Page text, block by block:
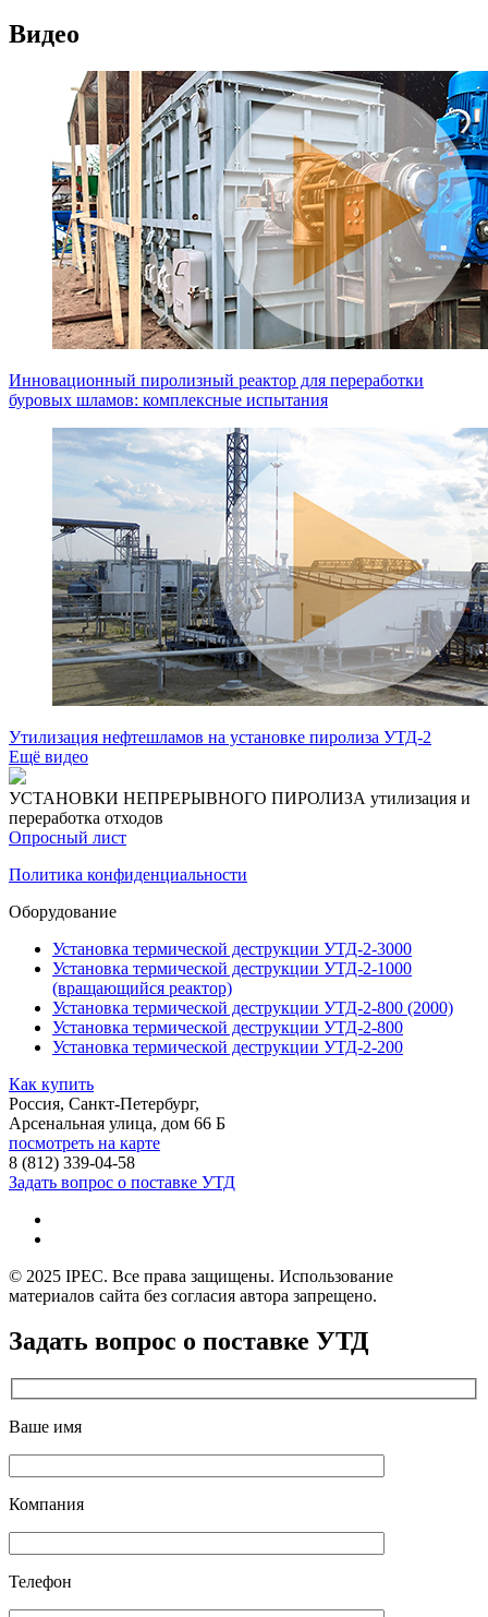
Видео
Инновационный пиролизный реактор для переработки
буровых шламов: комплексные испытания
Утилизация нефтешламов на установке пиролиза УТД-2
Ещё видео
УСТАНОВКИ НЕПРЕРЫВНОГО ПИРОЛИЗА утилизация и
переработка отходов
Опросный лист
Политика конфиденциальности
Оборудование
Установка термической деструкции УТД-2-3000
Установка термической деструкции УТД-2-1000
(вращающийся реактор)
Установка термической деструкции УТД-2-800 (2000)
Установка термической деструкции УТД-2-800
Установка термической деструкции УТД-2-200
Как купить
Россия, Санкт-Петербург,
Арсенальная улица, дом 66 Б
посмотреть на карте
8 (812) 339-04-58
Задать вопрос о поставке УТД
© 2025 IPEC. Все права защищены. Использование
материалов сайта без согласия автора запрещено.
Задать вопрос о поставке УТД
Ваше имя
Компания
Телефон